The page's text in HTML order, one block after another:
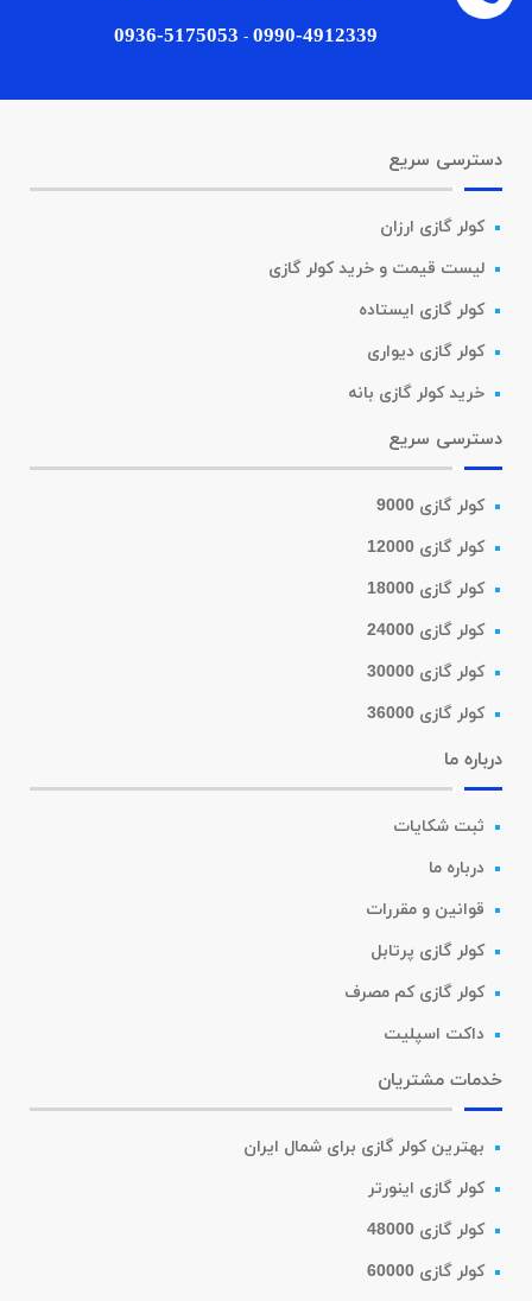
0990-4912339
-
0936-5175053
دسترسی سریع
کولر گازی ارزان
لیست قیمت و خرید کولر گازی
کولر گازی ایستاده
کولر گازی دیواری
خرید کولر گازی بانه
دسترسی سریع
کولر گازی 9000
کولر گازی 12000
کولر گازی 18000
کولر گازی 24000
کولر گازی 30000
کولر گازی 36000
درباره ما
ثبت شکایات
درباره ما
قوانین و مقررات
کولر گازی پرتابل
کولر گازی کم مصرف
داکت اسپلیت
خدمات مشتریان
بهترین کولر گازی برای شمال ایران
کولر گازی اینورتر
کولر گازی 48000
کولر گازی 60000